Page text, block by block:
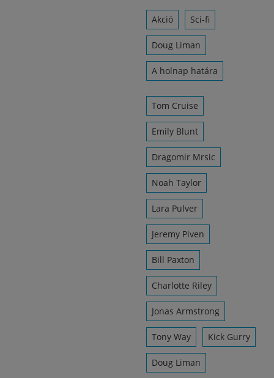
Akció Sci-fi
Doug Liman
A holnap határa
Tom Cruise
Emily Blunt
Dragomir Mrsic
Noah Taylor
Lara Pulver
Jeremy Piven
Bill Paxton
Charlotte Riley
Jonas Armstrong
Tony Way Kick Gurry
Doug Liman